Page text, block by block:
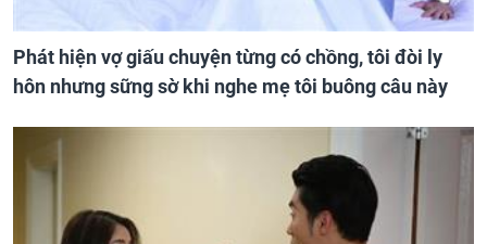
Phát hiện vợ giấu chuyện từng có chồng, tôi đòi ly
hôn nhưng sững sờ khi nghe mẹ tôi buông câu này